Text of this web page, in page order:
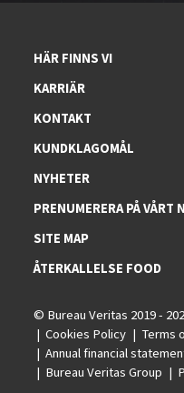
HÄR FINNS VI
KARRIÄR
KONTAKT
KUNDKLAGOMÅL
NYHETER
PRENUMERERA PÅ VÅRT
SITE MAP
ÅTERKALLELSE FOOD
© Bureau Veritas 2019 -
Cookies Policy
Terms
Annual financial
Bureau Veritas Group